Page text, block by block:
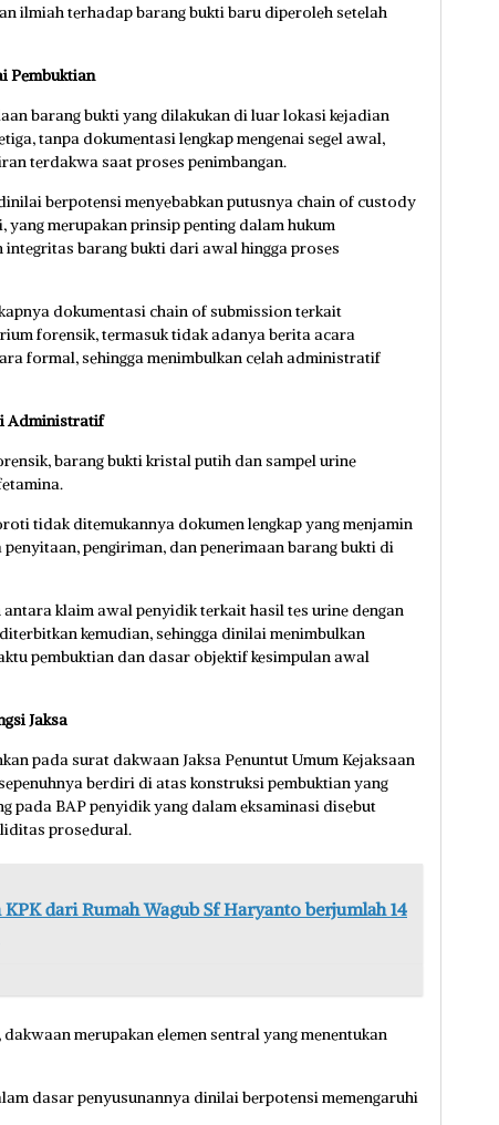
ilmiah terhadap barang bukti baru diperoleh setelah
Pembuktian
barang bukti yang dilakukan di luar lokasi kejadian
tanpa dokumentasi lengkap mengenai segel awal,
terdakwa saat proses penimbangan.
berpotensi menyebabkan putusnya chain of custody
yang merupakan prinsip penting dalam hukum
barang bukti dari awal hingga proses
dokumentasi chain of submission terkait
forensik, termasuk tidak adanya berita acara
formal, sehingga menimbulkan celah administratif
Administratif
barang bukti kristal putih dan sampel urine
tidak ditemukannya dokumen lengkap yang menjamin
pengiriman, dan penerimaan barang bukti di
klaim awal penyidik terkait hasil tes urine dengan
kemudian, sehingga dinilai menimbulkan
pembuktian dan dasar objektif kesimpulan awal
Jaksa
pada surat dakwaan Jaksa Penuntut Umum Kejaksaan
berdiri di atas konstruksi pembuktian yang
pada BAP penyidik yang dalam eksaminasi disebut
prosedural.
KPK dari Rumah Wagub Sf Haryanto berjumlah 14
merupakan elemen sentral yang menentukan
dasar penyusunannya dinilai berpotensi memengaruhi